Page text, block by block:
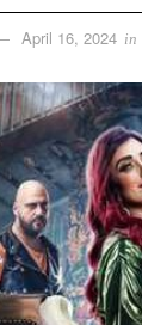
April 16, 2024 in